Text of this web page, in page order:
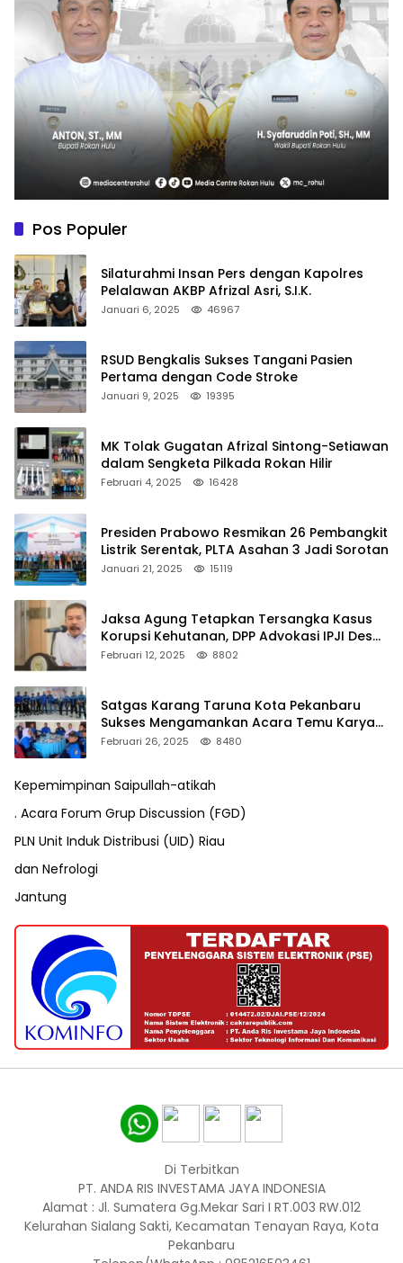
Pos Populer
Silaturahmi Insan Pers dengan Kapolres
Pelalawan AKBP Afrizal Asri, S.I.K.
Januari 6, 2025 46967
RSUD Bengkalis Sukses Tangani Pasien
Pertama dengan Code Stroke
Januari 9, 2025 19395
MK Tolak Gugatan Afrizal Sintong-Setiawan
dalam Sengketa Pilkada Rokan Hilir
Februari 4, 2025 16428
Presiden Prabowo Resmikan 26 Pembangkit
Listrik Serentak, PLTA Asahan 3 Jadi Sorotan
Januari 21, 2025 15119
Jaksa Agung Tetapkan Tersangka Kasus
Korupsi Kehutanan, DPP Advokasi IPJI Desak
Pengusutan Pajak RAPP
Februari 12, 2025 8802
Satgas Karang Taruna Kota Pekanbaru
Sukses Mengamankan Acara Temu Karya
VII Karang Taruna Pekanbaru
Februari 26, 2025 8480
Kepemimpinan Saipullah-atikah
. Acara Forum Grup Discussion (FGD)
PLN Unit Induk Distribusi (UID) Riau
dan Nefrologi
Jantung
Di Terbitkan
PT. ANDA RIS INVESTAMA JAYA INDONESIA
Alamat : Jl. Sumatera Gg.Mekar Sari I RT.003 RW.012
Kelurahan Sialang Sakti, Kecamatan Tenayan Raya, Kota
Pekanbaru